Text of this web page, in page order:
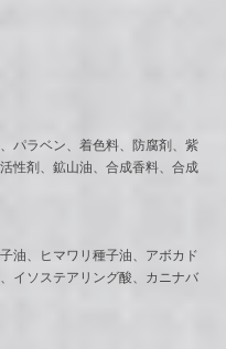
パラベン、着色料、防腐剤、紫
性剤、鉱山油、合成香料、合成
油、ヒマワリ種子油、アボカド
イソステアリング酸、カニナバ